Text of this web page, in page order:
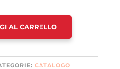
AL CARRELLO
CATALOGO